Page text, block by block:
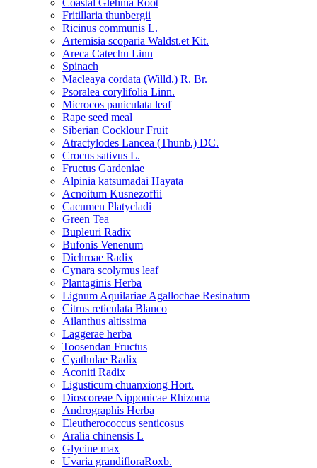
Coastal Glehnia Root
Fritillaria thunbergii
Ricinus communis L.
Artemisia scoparia Waldst.et Kit.
Areca Catechu Linn
Spinach
Macleaya cordata (Willd.) R. Br.
Psoralea corylifolia Linn.
Microcos paniculata leaf
Rape seed meal
Siberian Cocklour Fruit
Atractylodes Lancea (Thunb.) DC.
Crocus sativus L.
Fructus Gardeniae
Alpinia katsumadai Hayata
Acnoitum Kusnezoffii
Cacumen Platycladi
Green Tea
Bupleuri Radix
Bufonis Venenum
Dichroae Radix
Cynara scolymus leaf
Plantaginis Herba
Lignum Aquilariae Agallochae Resinatum
Citrus reticulata Blanco
Ailanthus altissima
Laggerae herba
Toosendan Fructus
Cyathulae Radix
Aconiti Radix
Ligusticum chuanxiong Hort.
Dioscoreae Nipponicae Rhizoma
Andrographis Herba
Eleutherococcus senticosus
Aralia chinensis L
Glycine max
Uvaria grandifloraRoxb.